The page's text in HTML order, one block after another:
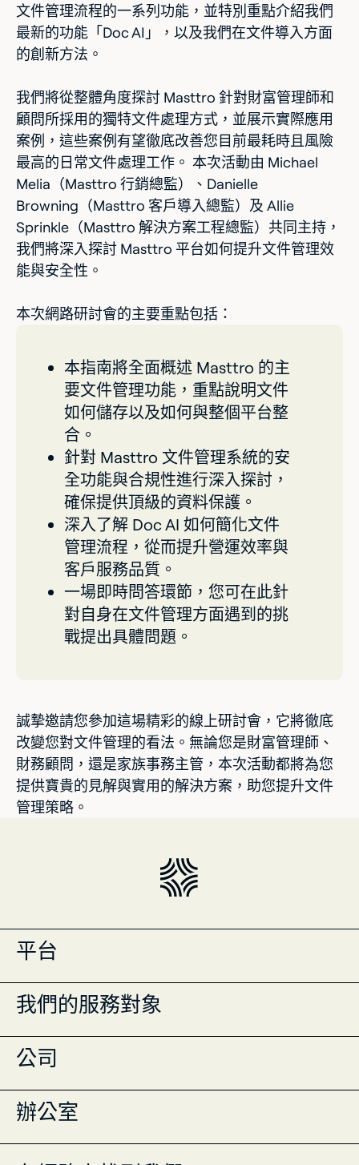
文件管理流程的一系列功能，並特別重點介紹我們
最新的功能「Doc AI」，以及我們在文件導入方面
的創新方法。
我們將從整體角度探討 Masttro 針對財富管理師和
顧問所採用的獨特文件處理方式，並展示實際應用
案例，這些案例有望徹底改善您目前最耗時且風險
最高的日常文件處理工作。 本次活動由 Michael
Melia（Masttro 行銷總監）、Danielle
Browning（Masttro 客戶導入總監）及 Allie
Sprinkle（Masttro 解決方案工程總監）共同主持，
我們將深入探討 Masttro 平台如何提升文件管理效
能與安全性。
本次網路研討會的主要重點包括：‍
本指南將全面概述 Masttro 的主
要文件管理功能，重點說明文件
如何儲存以及如何與整個平台整
合。
針對 Masttro 文件管理系統的安
全功能與合規性進行深入探討，
確保提供頂級的資料保護。
深入了解 Doc AI 如何簡化文件
管理流程，從而提升營運效率與
客戶服務品質。
一場即時問答環節，您可在此針
對自身在文件管理方面遇到的挑
戰提出具體問題。
誠摯邀請您參加這場精彩的線上研討會，它將徹底
改變您對文件管理的看法。無論您是財富管理師、
財務顧問，還是家族事務主管，本次活動都將為您
提供寶貴的見解與實用的解決方案，助您提升文件
管理策略。
平台
投資組合管理
Masttro Intelligence
資料彙整
我們的服務對象
單一家族辦公室
多家族辦公室
機構
專業服務
公司
全球團隊
線上研討會
辦公室